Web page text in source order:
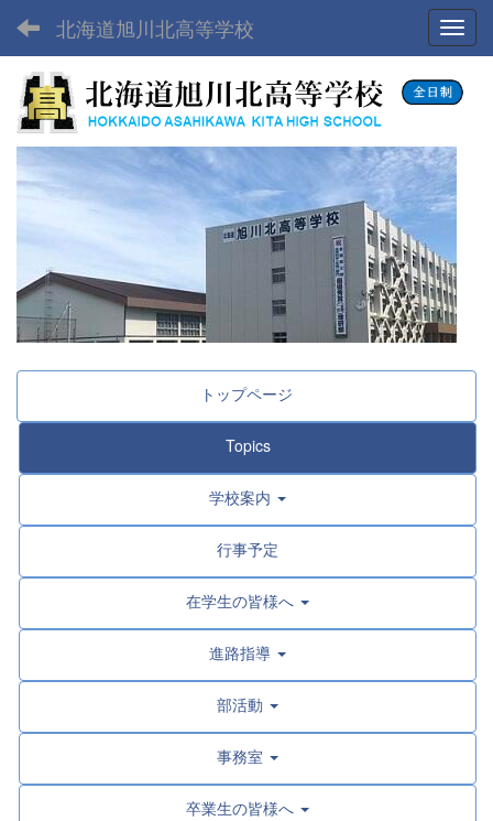
北海道旭川北高等学校
トップページ
Topics
学校案内
行事予定
在学生の皆様へ
進路指導
部活動
事務室
卒業生の皆様へ